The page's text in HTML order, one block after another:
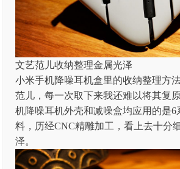
文艺范儿收纳整理金属光泽
小米手机降噪耳机盒里的收纳整理方
范儿，每一次取下来我还难以将其复
机降噪耳机外壳和减噪盒均应用的是6
料，历经CNC精雕加工，看上去十分
泽。